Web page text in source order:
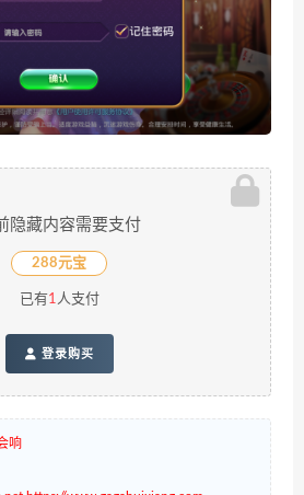
隐藏内容需要支付
288元宝
已有1人支付
登录购买
响